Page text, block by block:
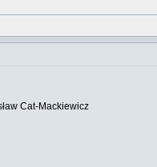
Cat-Mackiewicz